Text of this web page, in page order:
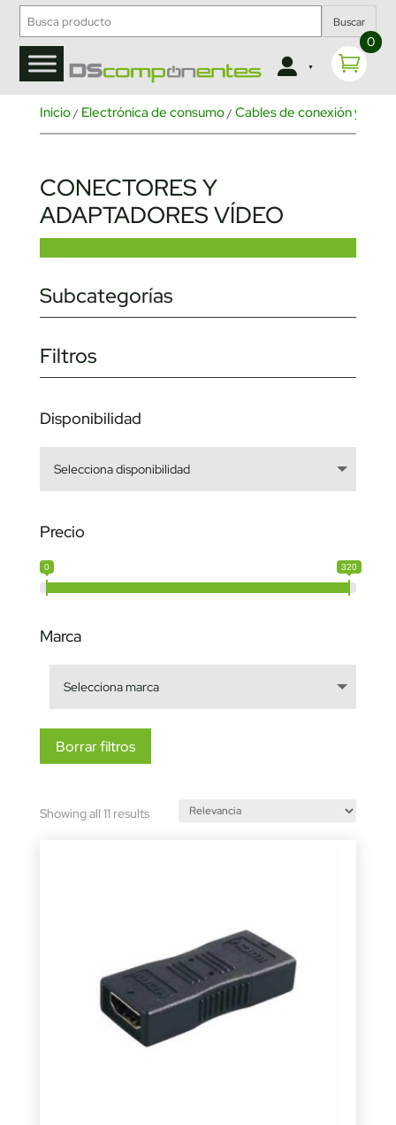
Buscar
0
Inicio/ Electrónica de consumo/ Cables de conexión y
CONECTORES Y
ADAPTADORES VÍDEO
Subcategorías
Filtros
Disponibilidad
Precio
0 320
Marca
Borrar filtros
Showing all 11 resultsSorted